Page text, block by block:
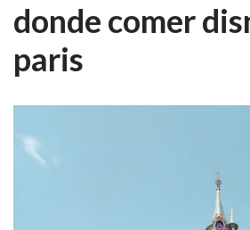
donde comer
paris